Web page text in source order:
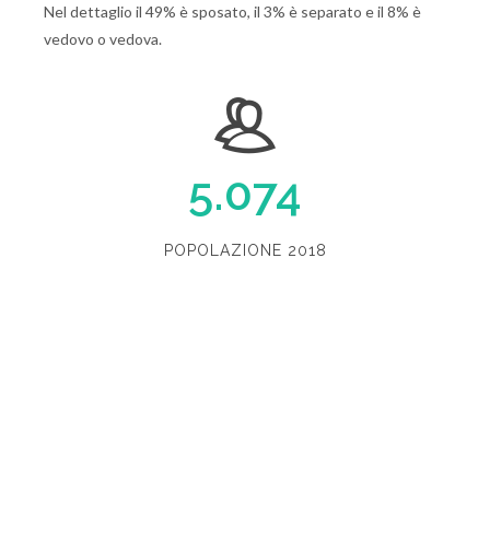
Nel dettaglio il 49% è sposato, il 3% è separato e il 8% è
vedovo o vedova.
5.074
POPOLAZIONE 2018